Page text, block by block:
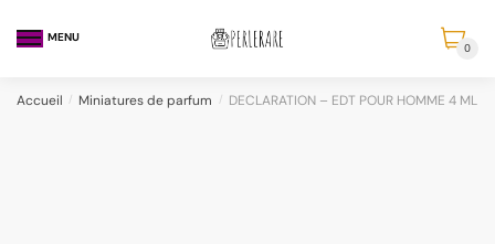
MENU
0
Accueil / Miniatures de parfum / DECLARATION – EDT POUR HOMME 4 ML